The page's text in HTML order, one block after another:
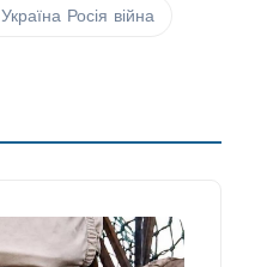
Україна Росія війна